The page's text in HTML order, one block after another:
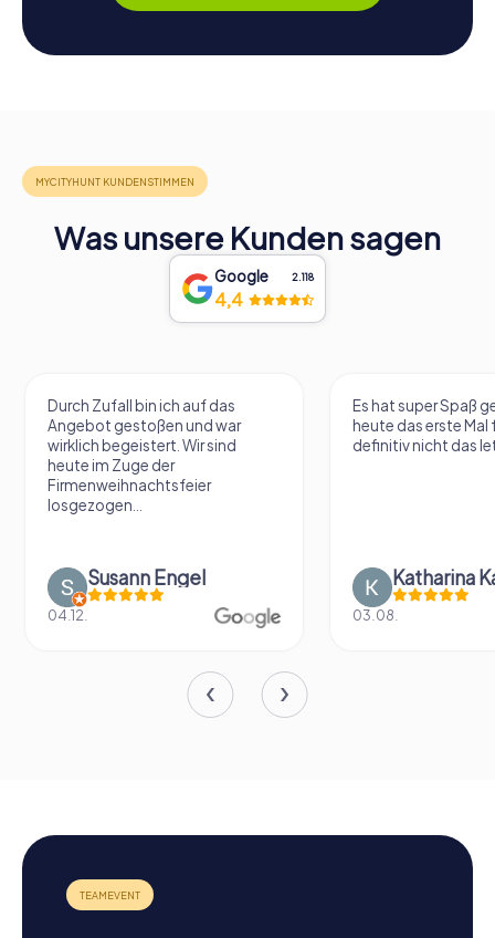
Was unsere Kunden sagen
Google 2.118
4,4
Durch Zufall bin ich auf das
Angebot gestoßen und war
wirklich begeistert. Wir sind
heute im Zuge der
Firmenweihnachtsfeier
losgezogen...
Susann Engel
04.12.
Es hat super Spaß
heute das erste Mal
definitiv nicht das
Katharina
03.08.